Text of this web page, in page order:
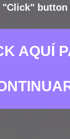
"Click" button
AQUÍ